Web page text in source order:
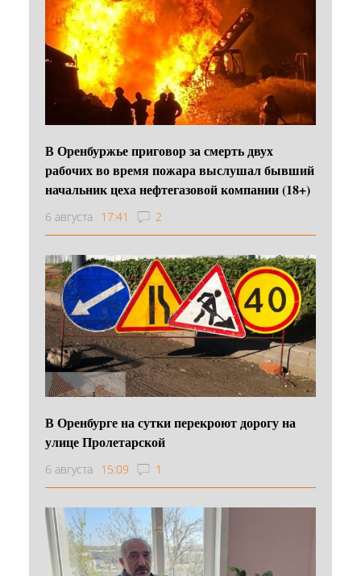
В Оренбуржье приговор за смерть двух
рабочих во время пожара выслушал бывший
начальник цеха нефтегазовой компании (18+)
6 августа 17:41 2
В Оренбурге на сутки перекроют дорогу на
улице Пролетарской
6 августа 15:09 1